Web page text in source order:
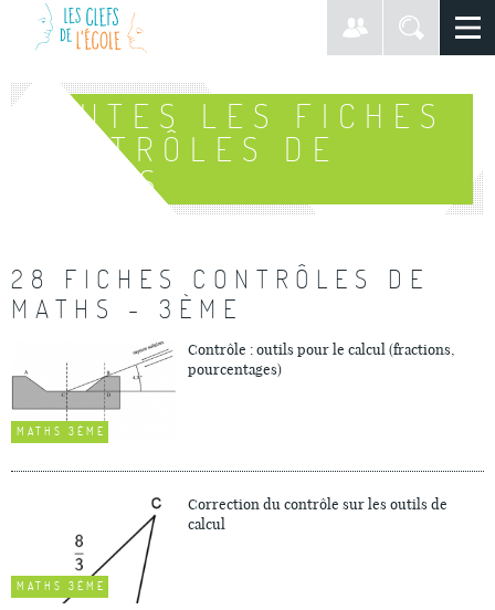
TOUTES LES FICHES
CONTRÔLES DE
MATHS
28 FICHES CONTRÔLES DE
MATHS - 3ÈME
MATHS 3ÈME
Contrôle : outils pour le calcul (fractions,
pourcentages)
MATHS 3ÈME
Correction du contrôle sur les outils de
calcul